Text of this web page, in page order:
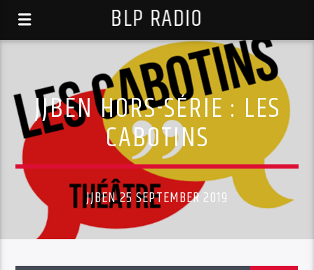
BLP RADIO
JJBEN HORS-SÉRIE : LES
CABOTINS
JJBEN 25 SEPTEMBER 2019